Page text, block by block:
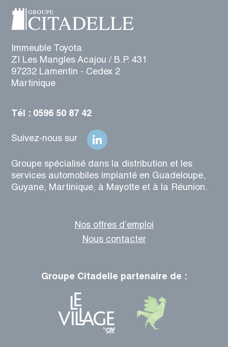
Immeuble Toyota
ZI Les Mangles Acajou / B.P. 431
97232 Lamentin - Cedex 2
Martinique
Tél : 0596 50 87 42
Suivez-nous sur
Groupe spécialisé dans la distribution et les
services automobiles implanté en Guadeloupe,
Guyane, Martinique, à Mayotte et à la Réunion.
Nos offres d’emploi
Nous contacter
Groupe Citadelle partenaire de :